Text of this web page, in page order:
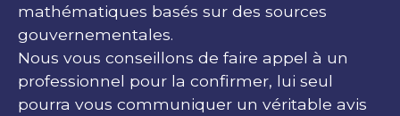
mathématiques basés sur des sources
gouvernementales.
Nous vous conseillons de faire appel à un
professionnel pour la confirmer, lui seul
pourra vous communiquer un véritable avis